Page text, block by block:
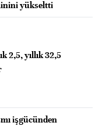
yükseltti
2,5, yıllık 32,5
işgücünden